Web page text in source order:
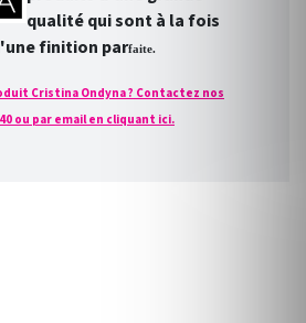
qualité qui sont à la fois
finition parfaite.
Cristina Ondyna ? Contactez nos
ou par email en cliquant ici.